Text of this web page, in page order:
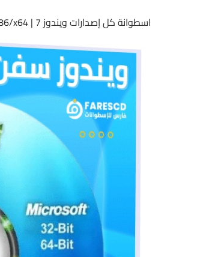
اسطوانة كل إصدارات ويندوز 7 | Windows 7 SP1 AIO x86/x64